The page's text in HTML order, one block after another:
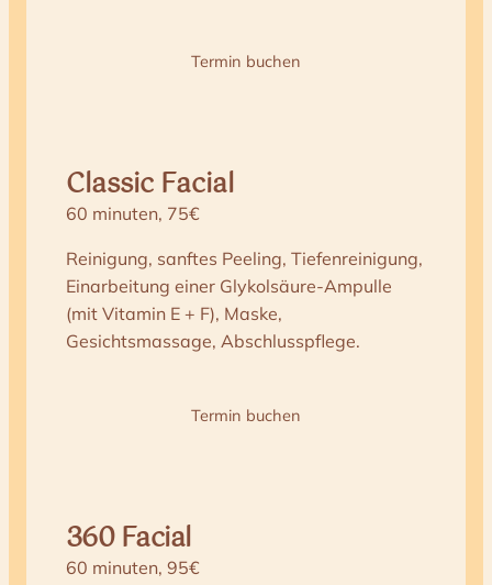
Termin buchen
Classic Facial
60 minuten, 75€
Reinigung, sanftes Peeling, Tiefenreinigung,
Einarbeitung einer Glykolsäure-Ampulle
(mit Vitamin E + F), Maske,
Gesichtsmassage, Abschlusspflege.
Termin buchen
360 Facial
60 minuten, 95€